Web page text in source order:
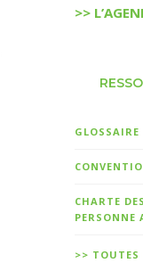
>>
GLOSSAIRE
CHARTE
PERSONNE
>> TOUTES